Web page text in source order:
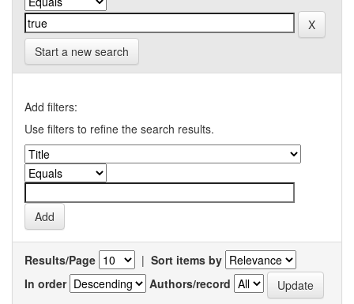
Start a new search
Add filters:
Use filters to refine the search results.
Results/Page | Sort items by
In order
Authors/record